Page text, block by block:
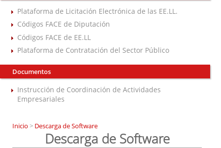
Plataforma de Licitación Electrónica de las EE.LL.
Códigos FACE de Diputación
Códigos FACE de EE.LL
Plataforma de Contratación del Sector Público
Documentos
Instrucción de Coordinación de Actividades
Empresariales
Inicio > Descarga de Software
Descarga de Software